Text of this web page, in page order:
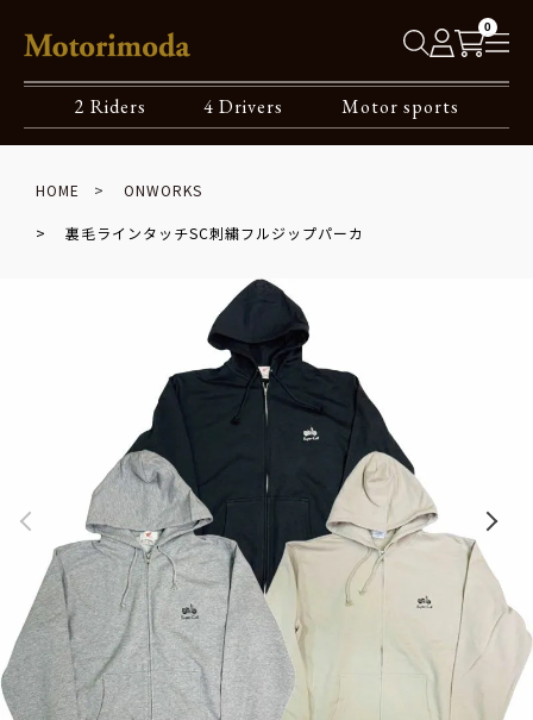
0
2 Riders 4 Drivers Motor sports
HOME ONWORKS
裏毛ラインタッチSC刺繍フルジップパーカ